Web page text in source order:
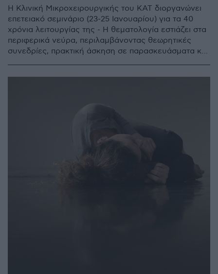
Η Κλινική Μικροχειρουργικής του ΚΑΤ διοργανώνει
επετειακό σεμινάριο (23-25 Ιανουαρίου) για τα 40
χρόνια λειτουργίας της - Η θεματολογία εστιάζει στα
περιφερικά νεύρα, περιλαμβάνοντας θεωρητικές
συνεδρίες, πρακτική άσκηση σε παρασκευάσματα και